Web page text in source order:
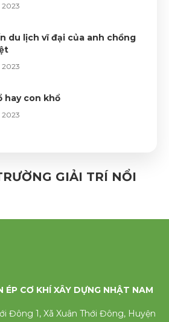
2023
du lịch vĩ đại của anh chồng
2023
hay con khổ
2023
2023
GIẢI TRÍ NỔI
ÉP CƠ KHÍ XÂY DỰNG NHẬT NAM
Đông 1, Xã Xuân Thới Đông, Huyện